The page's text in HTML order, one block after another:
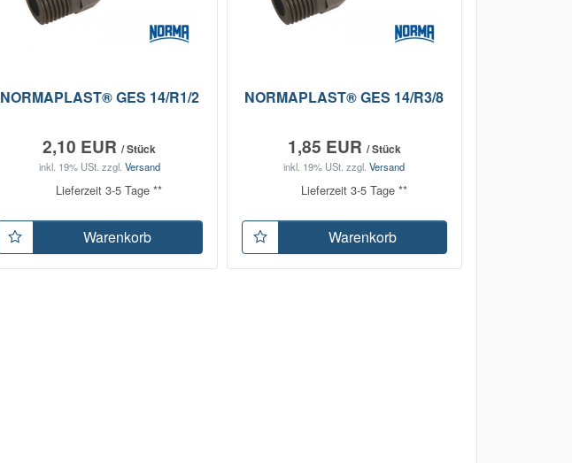
NORMAPLAST® GES 14/R1/2
2,10 EUR/ Stück
inkl. 19% USt. zzgl. Versand
Lieferzeit 3-5 Tage **
Warenkorb
NORMAPLAST® GES 14/R3/8
1,85 EUR / Stück
inkl. 19% USt. zzgl.Versand
Lieferzeit 3-5 Tage **
Warenkorb